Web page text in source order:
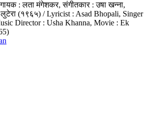
: लता मंगेशकर, संगीतकार : उषा खन्ना,
(१९६५) / Lyricist : Asad Bhopali, Singer
Director : Usha Khanna, Movie : Ek